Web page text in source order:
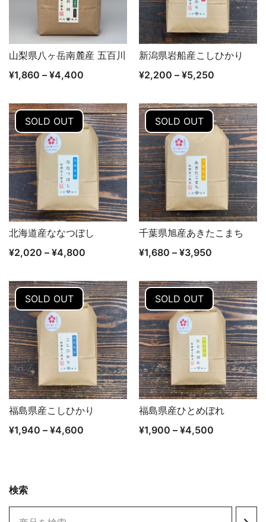
クイックビュー
山梨県八ヶ岳南麓産 五百川
¥1,860 – ¥4,400
クイックビュー
新潟県岩船産こしひかり
¥2,200 – ¥5,250
SOLD OUT
クイックビュー
北海道産ななつぼし
¥2,020 – ¥4,800
SOLD OUT
クイックビュー
千葉県旭産あきたこまち
¥1,680 – ¥3,950
SOLD OUT
クイックビュー
福島県産こしひかり
¥1,940 – ¥4,600
SOLD OUT
クイックビュー
福島県産ひとめぼれ
¥1,900 – ¥4,500
検索